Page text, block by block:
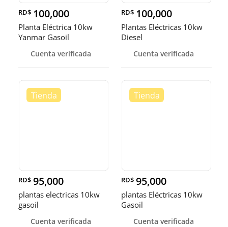
RD$ 100,000
Planta Eléctrica 10kw
Yanmar Gasoil
Cuenta verificada
RD$ 100,000
Plantas Eléctricas 10kw
Diesel
Cuenta verificada
RD$ 95,000
plantas electricas 10kw
gasoil
Cuenta verificada
RD$ 95,000
plantas Eléctricas 10kw
Gasoil
Cuenta verificada